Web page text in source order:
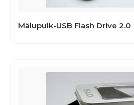
Mälupulk-USB Flash Drive 2.0